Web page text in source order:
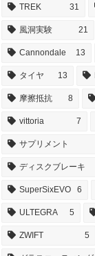
TREK 31
風洞実験 21
Cannondale 13
タイヤ 13
摩擦抵抗 8
vittoria 7
サプリメント
ディスクブレーキ
SuperSixEVO 6
ULTEGRA 5
ZWIFT 5